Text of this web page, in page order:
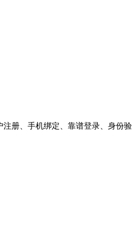
册、手机绑定、靠谱登录、身份